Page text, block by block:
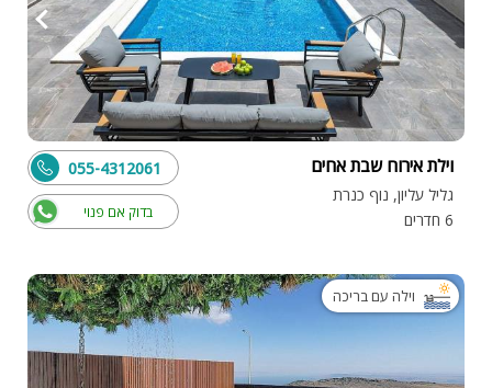
וילת אירוח שבת אחים
גליל עליון, נוף כנרת
6 חדרים
בדוק אם פנוי
055-4312061
וילה עם בריכה